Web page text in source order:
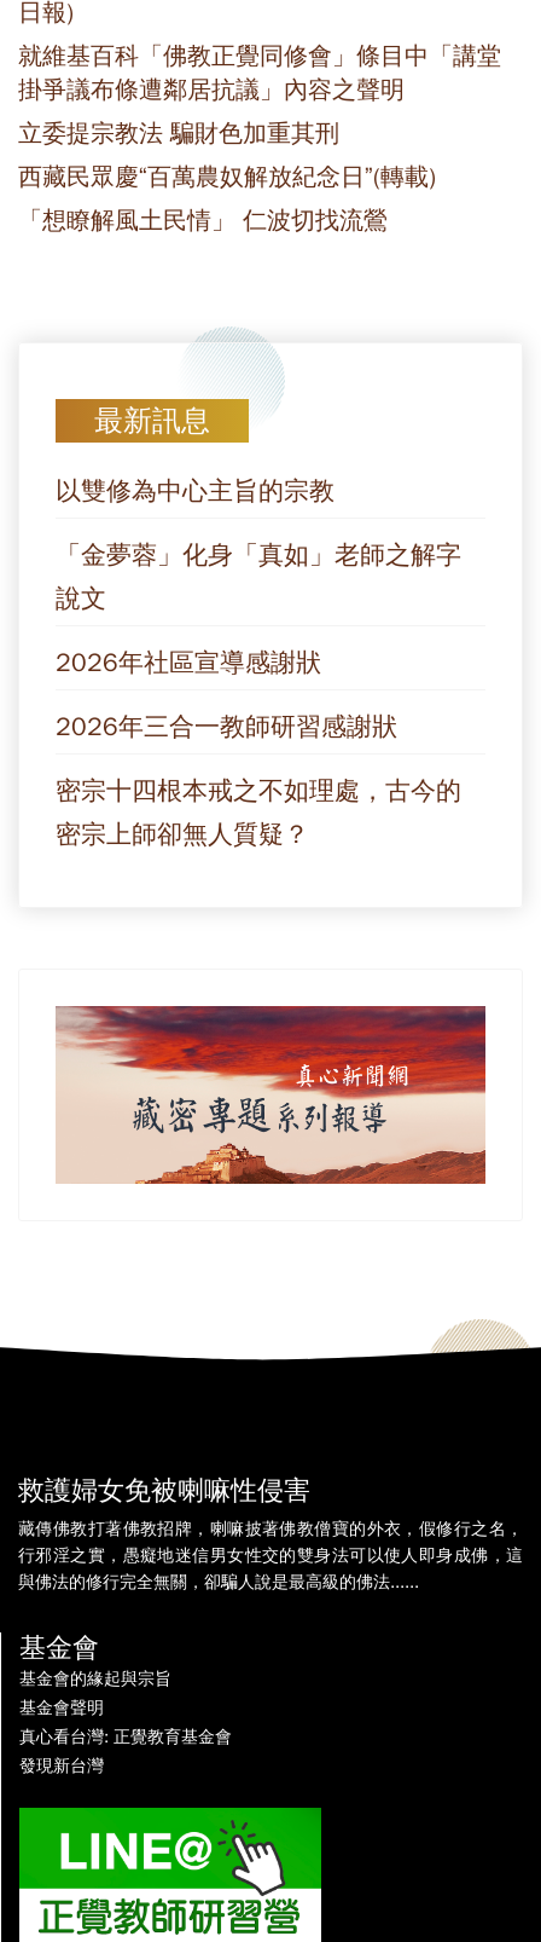
日報)
就維基百科「佛教正覺同修會」條目中「講堂
掛爭議布條遭鄰居抗議」內容之聲明
立委提宗教法 騙財色加重其刑
西藏民眾慶“百萬農奴解放紀念日”(轉載)
「想瞭解風土民情」 仁波切找流鶯
最新訊息
以雙修為中心主旨的宗教
「金夢蓉」化身「真如」老師之解字
說文
2026年社區宣導感謝狀
2026年三合一教師研習感謝狀
密宗十四根本戒之不如理處，古今的
密宗上師卻無人質疑？
救護婦女免被喇嘛性侵害
藏傳佛教打著佛教招牌，喇嘛披著佛教僧寶的外衣，假修行之名，
行邪淫之實，愚癡地迷信男女性交的雙身法可以使人即身成佛，這
與佛法的修行完全無關，卻騙人說是最高級的佛法......
基金會
基金會的緣起與宗旨
基金會聲明
真心看台灣: 正覺教育基金會
發現新台灣